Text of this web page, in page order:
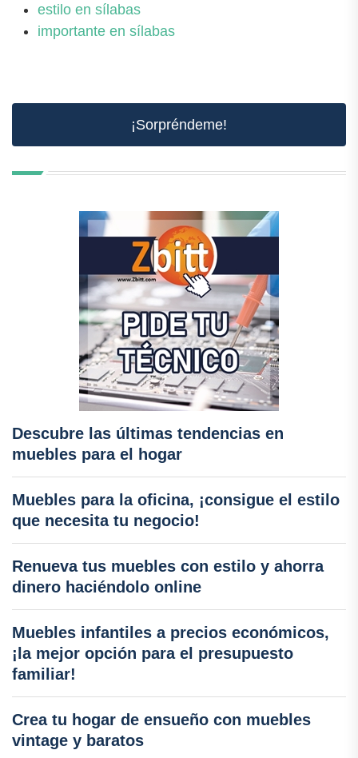
estilo en sílabas
importante en sílabas
¡Sorpréndeme!
Descubre las últimas tendencias en
muebles para el hogar
Muebles para la oficina, ¡consigue el estilo
que necesita tu negocio!
Renueva tus muebles con estilo y ahorra
dinero haciéndolo online
Muebles infantiles a precios económicos,
¡la mejor opción para el presupuesto
familiar!
Crea tu hogar de ensueño con muebles
vintage y baratos